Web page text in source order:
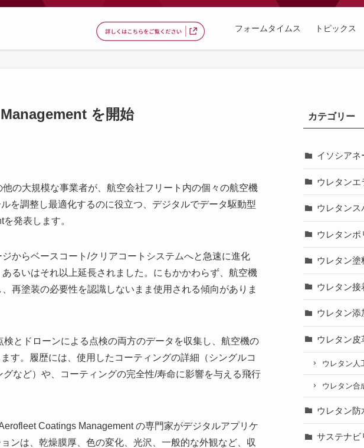
フォームタイムス トピックス
を開始
の大規模な事業者が、航空会社フリート内の個々の航空機
を調整し最適化するのに役立つ、デジタルでデータ駆動型
発表します。
からベースコート/クリアコートシステムへと急速に進化
るいはそれ以上延長されました。にもかかわらず、航空機
再塗装の必要性を認識しないまま使用される傾向がありま
とドローンによる点検の両方のデータを収集し、航空機の
す。履歴には、使用したコーティングの詳細（シングルコ
など）や、コーティングの完全性/寿命に影響を与える飛行
Coatings Management の専門家がデジタルアプリケ
ンは、乾燥膜厚、色の変化、光沢、一般的な外観など、収
カテゴリー
イソシアネ
ウレタンエ
ウレタンス
ウレタンポ
ウレタン塗
ウレタン接
ウレタン添
ウレタン皮
ウレタン人
ウレタン合
ウレタン防
サステナビ